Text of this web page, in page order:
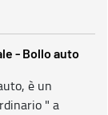
- Bollo auto
è un
" a